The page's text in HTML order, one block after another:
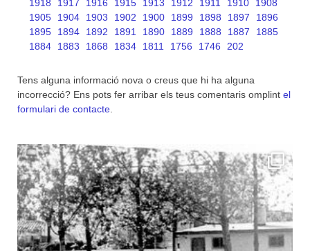
1918
1917 1916 1915 1913 1912 1911 1910
1908
1905
1904 1903 1902 1900 1899 1898 1897
1896
1895
1894 1892 1891 1890 1889 1888 1887
1885
1884
1883 1868 1834 1811 1756 1746 202
Tens alguna informació nova o creus que hi ha alguna
incorrecció? Ens pots fer arribar els teus comentaris omplint el
formulari de contacte.